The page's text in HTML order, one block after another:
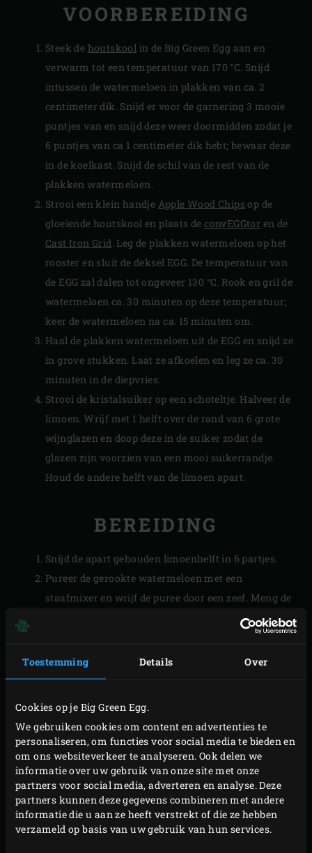
Toestemming Details Over
Cookies op je Big Green Egg.
We gebruiken cookies om content en advertenties te
personaliseren, om functies voor social media te bieden en
om ons websiteverkeer te analyseren. Ook delen we
informatie over uw gebruik van onze site met onze
partners voor social media, adverteren en analyse. Deze
partners kunnen deze gegevens combineren met andere
informatie die u aan ze heeft verstrekt of die ze hebben
verzameld op basis van uw gebruik van hun services.
VOORBEREIDING
Steek de houtskool in de Big Green Egg aan en
verwarm tot een temperatuur van 170 °C. Snijd
intussen de watermeloen in plakken van ca. 2
centimeter dik. Snijd er voor de garnering 3 mooie
puntjes van en snijd deze weer doormidden zodat je
6 puntjes van ca 1 centimeter dik hebt; bewaar deze
in de koelkast. Snijd de schil van de rest van de
plakken watermeloen.
Strooi een klein handje Apple Wood Chips op de
gloeiende houtskool en plaats deconvEGGtor en de
Cast Iron Grid. Leg de plakken watermeloen op het
rooster en sluit de deksel EGG. De temperatuur van
de EGG zal dalen tot ongeveer 130 °C. Rook en gril de
watermeloen ca. 30 minuten op deze temperatuur;
keer de watermeloen na ca. 15 minuten om.
Haal de plakken watermeloen uit de EGG en snijd ze
in grove stukken. Laat ze afkoelen en leg ze ca. 30
minuten in de diepvries.
Strooi de kristalsuiker op een schoteltje. Halveer de
limoen. Wrijf met 1 helft over de rand van 6 grote
wijnglazen en doop deze in de suiker zodat de
glazen zijn voorzien van een mooi suikerrandje.
Houd de andere helft van de limoen apart.
BEREIDING
Snijd de apart gehouden limoenhelft in 6 partjes.
Pureer de gerookte watermeloen met een
staafmixer en wrijf de puree door een zeef. Meng de
Leg in elk glas een partje limoen. Verdeel het
watermeloenmengsel over de glazen en schenk de
rosé erbij. Garneer met een apart gehouden puntje
TIPS
Naast demini pizza’smet pesto, geitenkaas &
gepofte paprika die je bij deze cocktail kunt
serveren is het ook leuk om van de meloenhelft die
je voor dit recept niet gebruikt lekkere
watermeloenspiesjes te maken. Snijd de